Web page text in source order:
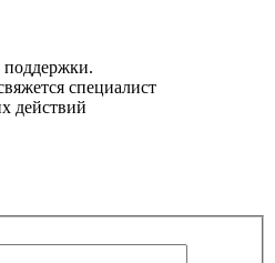
поддержки.
специалист
действий